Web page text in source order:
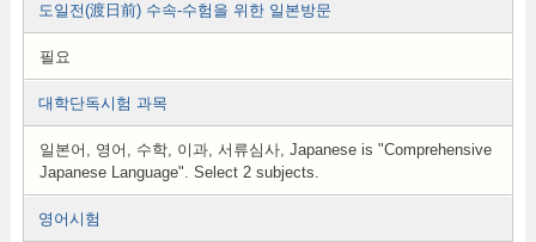
도일전(渡日前) 수속-수험을 위한 일본방문
필요
대학단독시험 과목
일본어, 영어, 수학, 이과, 서류심사, Japanese is "Comprehensive
Japanese Language". Select 2 subjects.
영어시험